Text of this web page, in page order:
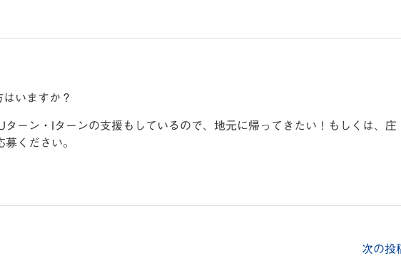
いますか？
ーン・Iターンの支援もしているので、地元に帰ってきたい！もしくは、庄
ください。
次の投